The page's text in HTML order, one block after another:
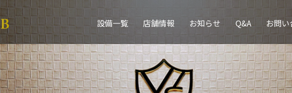
設備一覧 店舗情報 お知らせ Q&A お問い